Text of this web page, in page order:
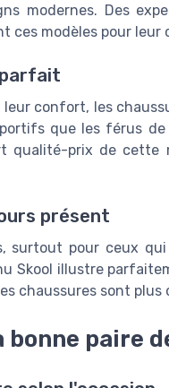
modernes. Des
ces modèles pour leur
parfait
confort, les
que les férus
qualité-prix de
présent
surtout pour ceux
Skool illustre
chaussures sont plus
paire